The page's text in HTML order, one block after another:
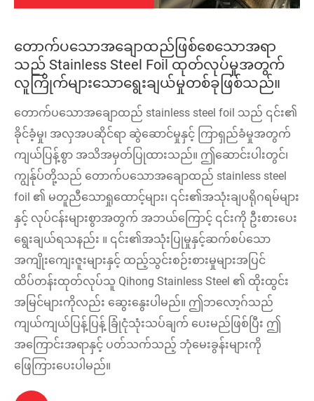
တောက်ပသောအချောထည်ဖြစ်စေသောအရာ
သည် Stainless Steel Foil ထုတ်လုပ်မှုအတွက်
လူကြိုက်များသောရွေးချယ်မှုတစ်ခုဖြစ်သည်။
တောက်ပသောအချောထည် stainless steel foil သည် ၎င်း၏
ခိုင်ခံ့မှု၊ အလှအပဆိုင်ရာ ဆွဲဆောင်မှုနှင့် ကြာရှည်ခံမှုအတွက်
ကျယ်ပြန့်စွာ အသိအမှတ်ပြုထားသည်။ ဤဆောင်းပါးတွင်၊
ကျွန်ုပ်တို့သည် တောက်ပသောအချောထည် stainless steel
foil ၏ မတူညီသောရှုထောင့်များ၊ ၎င်း၏အသုံးချပရိုဂရမ်များ
နှင့် လုပ်ငန်းများစွာအတွက် အဘယ်ကြောင့် ၎င်းကို ဦးစားပေး
ရွေးချယ်ရသနည်း ။ ၎င်း၏အသုံးပြုမှုနှင့်ဆက်စပ်သော
အကျိုးကျေးဇူးများနှင့် ထည့်သွင်းစဉ်းစားမှုများအပြင်
ထိပ်တန်းထုတ်လုပ်သူ Qihong Stainless Steel ၏ ထိုးထွင်း
အမြင်များကိုလည်း ဆွေးနွေးပါမည်။ ဤဘလော့ဂ်သည်
ကျယ်ကျယ်ပြန့်ပြန့် ခြုံငုံသုံးသပ်ချက် ပေးမည်ဖြစ်ပြီး ဤ
အကြောင်းအရာနှင့် ပတ်သက်သည့် ဘုံမေးခွန်းများကို
ဖြေကြားပေးပါမည်။